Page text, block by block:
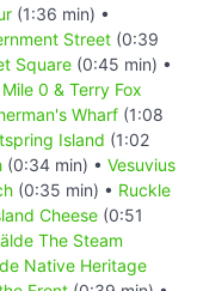
(1:36 min) •
Street (0:39
Square (0:45 min) •
0 & Terry Fox
Wharf (1:08
Island (1:02
(0:34 min) • Vesuvius
(0:35 min) • Ruckle
Cheese (0:51
The Steam
Native Heritage